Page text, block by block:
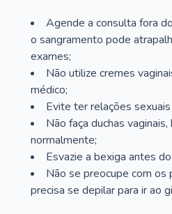
Agende a consulta fora
o sangramento pode
exames;
Não utilize cremes
médico;
Evite ter relações
Não faça duchas
normalmente;
Esvazie a bexiga antes
Não se preocupe com os
precisa se depilar para ir ao